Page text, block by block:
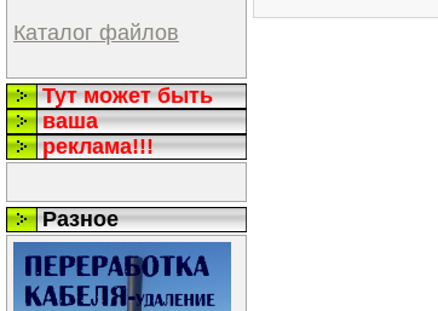
Каталог файлов
Тут может быть
ваша
реклама!!!
Разное